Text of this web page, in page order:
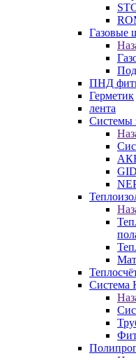
Газовые
ПНД
Герметик
лента
Системы
Система